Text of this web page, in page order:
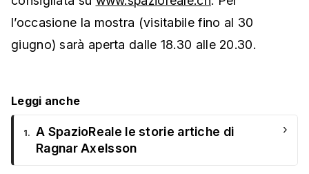
l’occasione la mostra (visitabile fino al 30
giugno) sarà aperta dalle 18.30 alle 20.30.
Leggi anche
1. A SpazioReale le storie artiche di
Ragnar Axelsson
›